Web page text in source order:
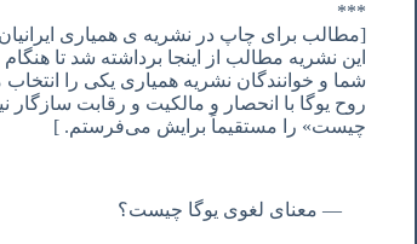
***
[مطالب برای چاپ در نشریه ی همیاری
این نشریه مطالب از اینجا برداشته شد تا
شما و خوانندگان نشریه همیاری یکی را
روح یوگا با انحصار و مالکیت و رقابت
چیست» را مستقیماً برایش می‌فرستم. ]
معنای لغوی یوگا چیست؟